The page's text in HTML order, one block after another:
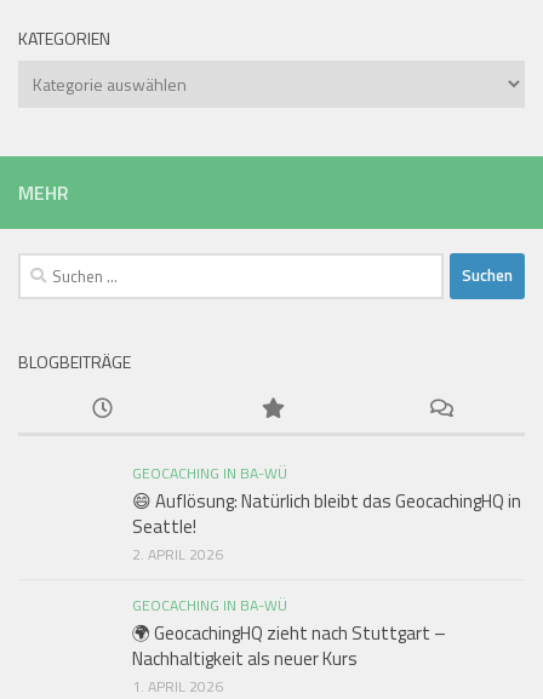
KATEGORIEN
Kategorien
MEHR
Suchen
nach:
BLOGBEITRÄGE
GEOCACHING IN BA-WÜ
😄 Auflösung: Natürlich bleibt das GeocachingHQ in
Seattle!
2. APRIL 2026
GEOCACHING IN BA-WÜ
🌍 GeocachingHQ zieht nach Stuttgart –
Nachhaltigkeit als neuer Kurs
1. APRIL 2026